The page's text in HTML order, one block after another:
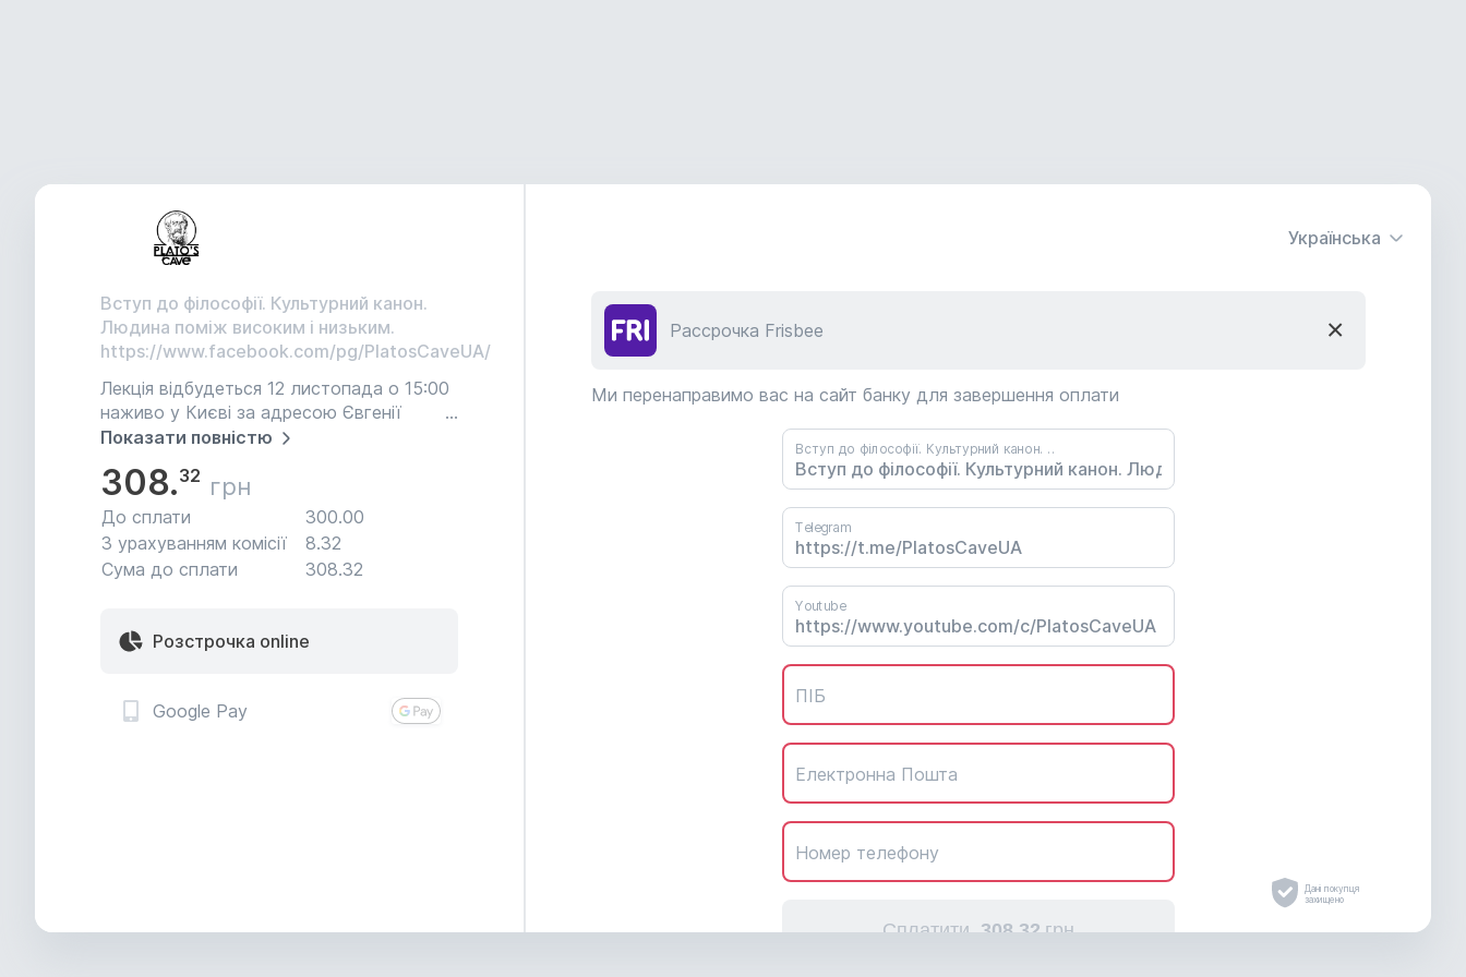
Українська
Вступ до філософії. Культурний канон.
Людина поміж високим і низьким.
https://www.facebook.com/pg/PlatosCaveUA/
Лекція відбудеться 12 листопада о 15:00
наживо у Києві за адресою Євгенії
Мірошніченко 6/11 Тільки оплата онлайн
Показати повністю
308.32 грн
До сплати 300.00
З урахуванням комісії
8.32
Сума до сплати
308.32
Розстрочка online
Google Pay
Рассрочка Frisbee ×
Ми перенаправимо вас на сайт банку для завершення оплати
Вступ до філософії. Культурний канон. Людина поміж високим і низьким.
Telegram
Youtube
ПІБ
Електронна Пошта
Номер телефону
Сплатити 308.32 грн
Дані покупця
захищено